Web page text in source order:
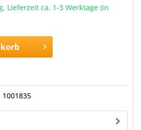
Lieferzeit ca. 1-3 Werktage (in
1001835